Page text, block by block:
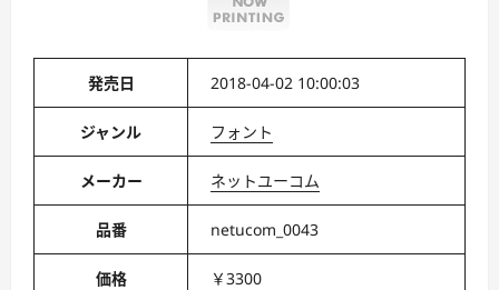
発売日 2018-04-02 10:00:03
ジャンル フォント
メーカー ネットユーコム
品番 netucom_0043
価格 ￥3300